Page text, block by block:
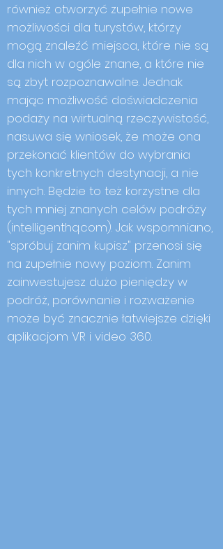
również otworzyć zupełnie nowe
możliwości dla turystów, którzy
mogą znaleźć miejsca, które nie są
dla nich w ogóle znane, a które nie
są zbyt rozpoznawalne. Jednak
mając możliwość doświadczenia
podaży na wirtualną rzeczywistość,
nasuwa się wniosek, że może ona
przekonać klientów do wybrania
tych konkretnych destynacji, a nie
innych. Będzie to też korzystne dla
tych mniej znanych celów podróży
(intelligenthq.com). Jak wspomniano,
"spróbuj zanim kupisz" przenosi się
na zupełnie nowy poziom. Zanim
zainwestujesz dużo pieniędzy w
podróż, porównanie i rozważenie
może być znacznie łatwiejsze dzięki
aplikacjom VR i video 360.